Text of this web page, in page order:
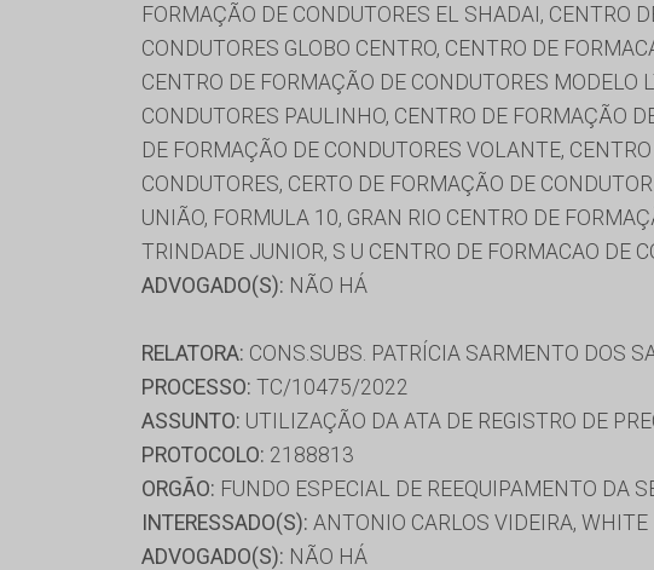
FORMAÇÃO DE CONDUTORES EL SHADAI, CENTRO
CONDUTORES GLOBO CENTRO, CENTRO DE
CENTRO DE FORMAÇÃO DE CONDUTORES
CONDUTORES PAULINHO, CENTRO DE FORMAÇÃO
DE FORMAÇÃO DE CONDUTORES VOLANTE,
CONDUTORES, CERTO DE FORMAÇÃO DE
UNIÃO, FORMULA 10, GRAN RIO CENTRO DE
TRINDADE JUNIOR, S U CENTRO DE FORMACAO DE
ADVOGADO(S): NÃO HÁ
RELATORA: CONS.SUBS. PATRÍCIA SARMENTO DOS
PROCESSO: TC/10475/2022
ASSUNTO: UTILIZAÇÃO DA ATA DE REGISTRO DE
PROTOCOLO: 2188813
ORGÃO: FUNDO ESPECIAL DE REEQUIPAMENTO DA
INTERESSADO(S): ANTONIO CARLOS VIDEIRA,
ADVOGADO(S): NÃO HÁ